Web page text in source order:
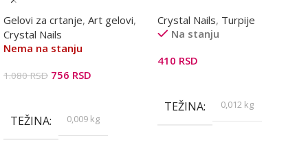
Gelovi za crtanje, Art gelovi,
Crystal Nails
Nema na stanju
1.080RSD 756 RSD
TEŽINA 0,009 kg
Crystal Nails, Turpije
Na stanju
410 RSD
TEŽINA 0,012 kg